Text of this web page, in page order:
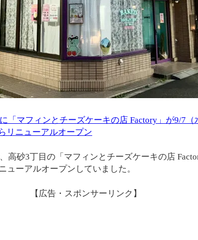
「マフィンとチーズケーキの店 Factory」が9/7（
リニューアルオープン
高砂3丁目の「マフィンとチーズケーキの店
ューアルオープンしていました。
【広告・スポンサーリンク】